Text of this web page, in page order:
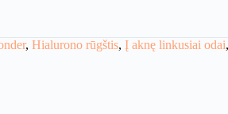
, Hialurono rūgštis, Į aknę linkusiai odai,